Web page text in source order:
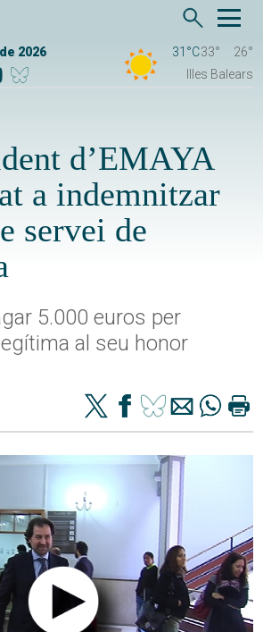
2026 31°C33°
26°
Illes Balears
d’EMAYA
a indemnitzar
servei de
5.000 euros per
al seu honor